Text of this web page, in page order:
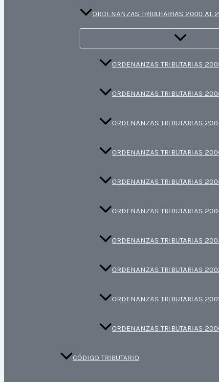
ORDENANZAS TRIBUTARIAS 2000 AL
ORDENANZAS TRIBUTARIAS
ORDENANZAS TRIBUTARIAS
ORDENANZAS TRIBUTARIAS
ORDENANZAS TRIBUTARIAS
ORDENANZAS TRIBUTARIAS
ORDENANZAS TRIBUTARIAS
ORDENANZAS TRIBUTARIAS
ORDENANZAS TRIBUTARIAS
ORDENANZAS TRIBUTARIAS 2001
ORDENANZAS TRIBUTARIAS
CÓDIGO TRIBUTARIO